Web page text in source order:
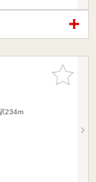
お気に入
りに追加
234m